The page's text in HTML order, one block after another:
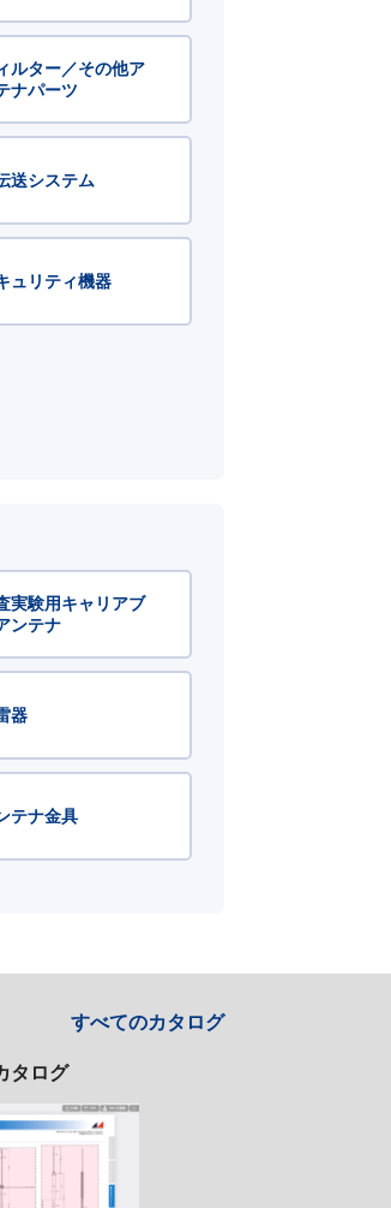
ルター／その他ア
ナパーツ
送システム
ュリティ機器
実験用キャリアブ
ンテナ
器
テナ金具
すべてのカタログ
タログ